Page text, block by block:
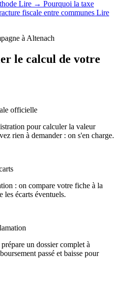
Lire → Pourquoi la taxe
fiscale entre communes Lire
à Altenach
le calcul de votre
officielle
pour calculer la valeur
rien à demander : on s'en charge.
: on compare votre fiche à la
écarts éventuels.
un dossier complet à
passé et baisse pour